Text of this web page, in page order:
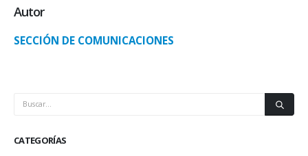
Autor
SECCIÓN DE COMUNICACIONES
CATEGORÍAS